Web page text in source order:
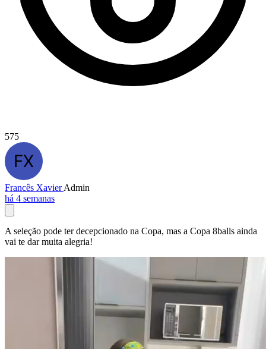
575
Francês XavierAdmin
há 4 semanas
A seleção pode ter decepcionado na Copa, mas a Copa 8balls ainda
vai te dar muita alegria!